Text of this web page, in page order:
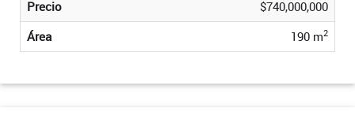
Precio
$740,000,000
Área
190 m2